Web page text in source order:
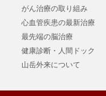
がん治療の取り組み
心血管疾患の最新治療
最先端の脳治療
健康診断・人間ドック
山岳外来について